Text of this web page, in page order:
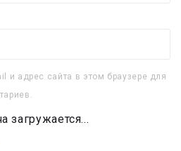
и адрес сайта в этом браузере для
загружается...